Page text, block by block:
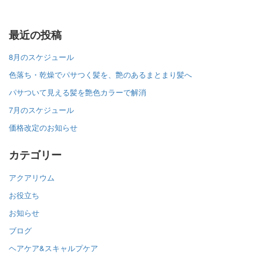
最近の投稿
8月のスケジュール
色落ち・乾燥でパサつく髪を、艶のあるまとまり髪へ
パサついて見える髪を艶色カラーで解消
7月のスケジュール
価格改定のお知らせ
カテゴリー
アクアリウム
お役立ち
お知らせ
ブログ
ヘアケア&スキャルプケア